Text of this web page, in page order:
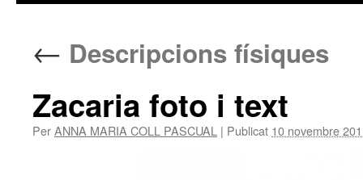
← Descripcions físiques
Zacaria foto i text
PerANNA MARIA COLL PASCUAL | Publicat 10 novembre